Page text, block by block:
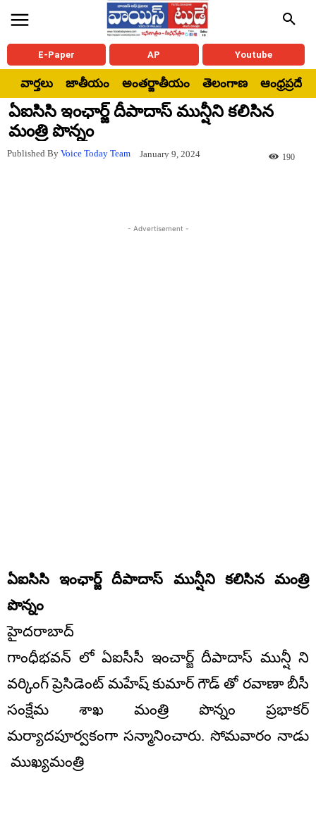
E-Paper AP Youtube
వార్తలు జాతీయం అంతర్జాతీయం తెలంగాణ ఆంధ్రప్రదేశ్
ఏఐసిసి ఇంఛార్జ్ దీపాదాస్ మున్షీని కలిసిన
మంత్రి పొన్నం
Published By Voice Today Team January 9, 2024 190
- Advertisement -
ఏఐసిసి ఇంఛార్జ్ దీపాదాస్ మున్షీని కలిసిన మంత్రి
పొన్నం
హైదరాబాద్
గాంధీభవన్ లో ఏఐసీసీ ఇంచార్జ్ దీపాదాస్ మున్షీ ని
వర్కింగ్ ప్రెసిడెంట్ మహేష్ కుమార్ గౌడ్ తో రవాణా బీసీ
సంక్షేమ శాఖ మంత్రి పొన్నం ప్రభాకర్
మర్యాదపూర్వకంగా సన్మానించారు. సోమవారం నాడు
ముఖ్యమంత్రి